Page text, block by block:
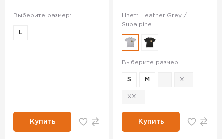
Выберите размер:
L
Купить
Цвет: Heather Grey /
Subalpine
Выберите размер:
S M XL
XXL
Купить